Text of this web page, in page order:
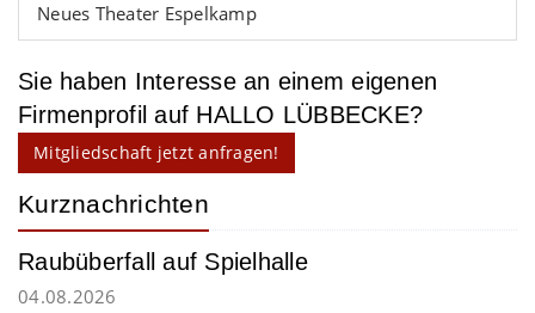
Neues Theater Espelkamp
Sie haben Interesse an einem eigenen
Firmenprofil auf HALLO LÜBBECKE?
Mitgliedschaft jetzt anfragen!
Kurznachrichten
Raubüberfall auf Spielhalle
04.08.2026